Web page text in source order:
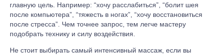
главную цель. Например: “хочу расслабиться”, “болит шея
после компьютера”, “тяжесть в ногах”, “хочу восстановиться
после стресса”. Чем точнее запрос, тем легче мастеру
подобрать технику и силу воздействия.
Не стоит выбирать самый интенсивный массаж, если вы